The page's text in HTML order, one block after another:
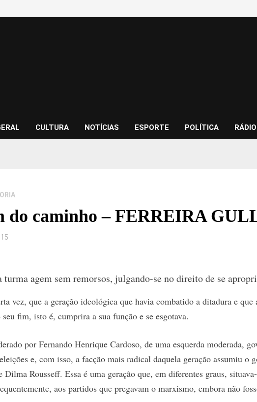
CULTURA NOTÍCIAS ESPORTE POLÍTICA
do caminho – FERREIRA
turma agem sem remorsos, julgando-se no direito de se
vez, que a geração ideológica que havia combatido a ditadura e
seu fim, isto é, cumprira a sua função e se esgotava.
por Fernando Henrique Cardoso, de uma esquerda moderada,
e, com isso, a facção mais radical daquela geração assumiu o
Dilma Rousseff. Essa é uma geração que, em diferentes graus,
aos partidos que pregavam o marxismo, embora não